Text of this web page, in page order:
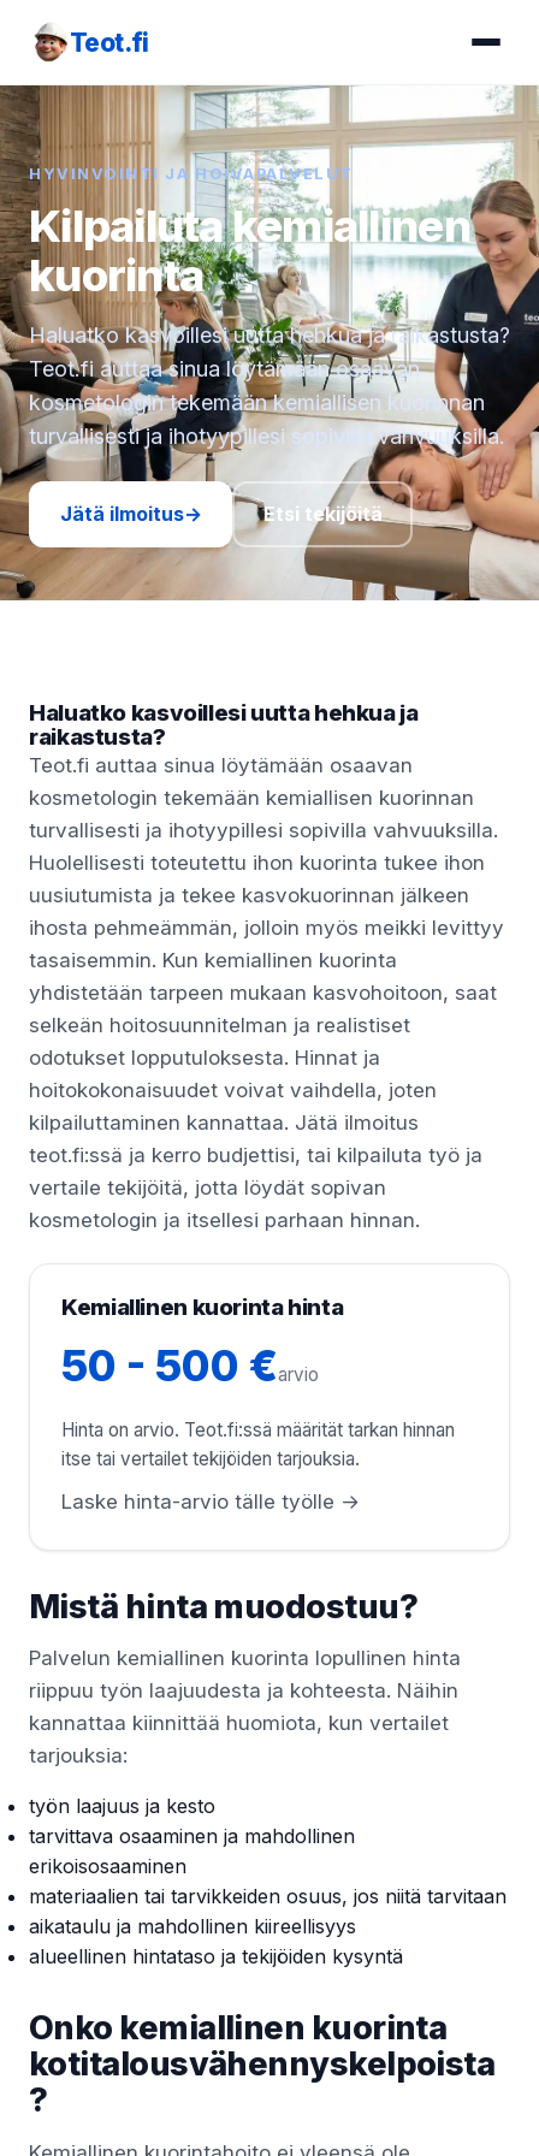
Teot.fi
HYVINVOINTI JA HOIVAPALVELUT
Kilpailuta kemiallinen
kuorinta
Haluatko kasvoillesi uutta hehkua ja raikastusta?
Teot.fi auttaa sinua löytämään osaavan
kosmetologin tekemään kemiallisen kuorinnan
turvallisesti ja ihotyypillesi sopivilla vahvuuksilla.
Jätä ilmoitus→ Etsi tekijöitä
Haluatko kasvoillesi uutta hehkua ja
raikastusta?
Teot.fi auttaa sinua löytämään osaavan
kosmetologin tekemään kemiallisen kuorinnan
turvallisesti ja ihotyypillesi sopivilla vahvuuksilla.
Huolellisesti toteutettu ihon kuorinta tukee ihon
uusiutumista ja tekee kasvokuorinnan jälkeen
ihosta pehmeämmän, jolloin myös meikki levittyy
tasaisemmin. Kun kemiallinen kuorinta
yhdistetään tarpeen mukaan kasvohoitoon, saat
selkeän hoitosuunnitelman ja realistiset
odotukset lopputuloksesta. Hinnat ja
hoitokokonaisuudet voivat vaihdella, joten
kilpailuttaminen kannattaa. Jätä ilmoitus
teot.fi:ssä ja kerro budjettisi, tai kilpailuta työ ja
vertaile tekijöitä, jotta löydät sopivan
kosmetologin ja itsellesi parhaan hinnan.
Kemiallinen kuorinta hinta
50 - 500 €arvio
Hinta on arvio. Teot.fi:ssä määrität tarkan hinnan
itse tai vertailet tekijöiden tarjouksia.
Laske hinta-arvio tälle työlle →
Mistä hinta muodostuu?
Palvelun kemiallinen kuorinta lopullinen hinta
riippuu työn laajuudesta ja kohteesta. Näihin
kannattaa kiinnittää huomiota, kun vertailet
tarjouksia:
työn laajuus ja kesto
tarvittava osaaminen ja mahdollinen
erikoisosaaminen
materiaalien tai tarvikkeiden osuus, jos niitä tarvitaan
aikataulu ja mahdollinen kiireellisyys
alueellinen hintataso ja tekijöiden kysyntä
Onko kemiallinen kuorinta
kotitalousvähennyskelpoista
?